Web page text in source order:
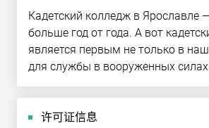
Кадетский колледж в Ярославле
больше год от года. А вот
является первым не только в
для службы в вооруженных
许可证信息